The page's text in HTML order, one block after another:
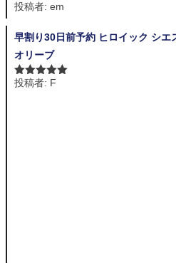
5段階中 5の
投稿者: em
早割り30日前予約 ヒロイック シエ
オリーブ
5段階中 5の
投稿者: F